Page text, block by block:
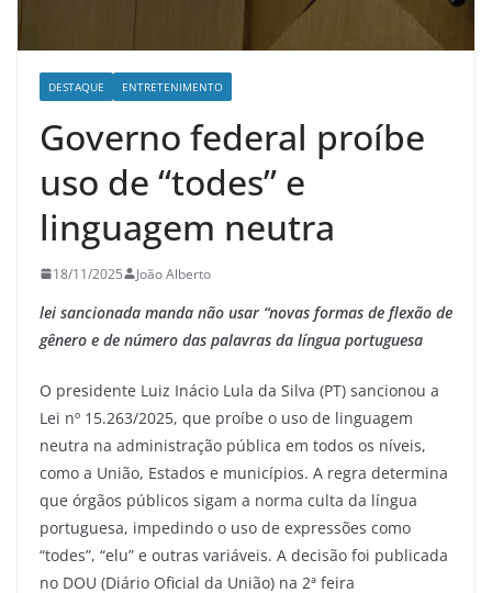
DESTAQUE ENTRETENIMENTO
Governo federal proíbe
uso de “todes” e
linguagem neutra
18/11/2025 João Alberto
lei sancionada manda não usar “novas formas de flexão de
gênero e de número das palavras da língua portuguesa
O presidente Luiz Inácio Lula da Silva (PT) sancionou a
Lei nº 15.263/2025, que proíbe o uso de linguagem
neutra na administração pública em todos os níveis,
como a União, Estados e municípios. A regra determina
que órgãos públicos sigam a norma culta da língua
portuguesa, impedindo o uso de expressões como
“todes”, “elu” e outras variáveis. A decisão foi publicada
no DOU (Diário Oficial da União) na 2ª feira